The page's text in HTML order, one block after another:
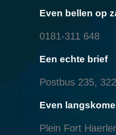
Even bellen op
0181-311 648
Een echte brief
Postbus 235,
Even
Plein Fort